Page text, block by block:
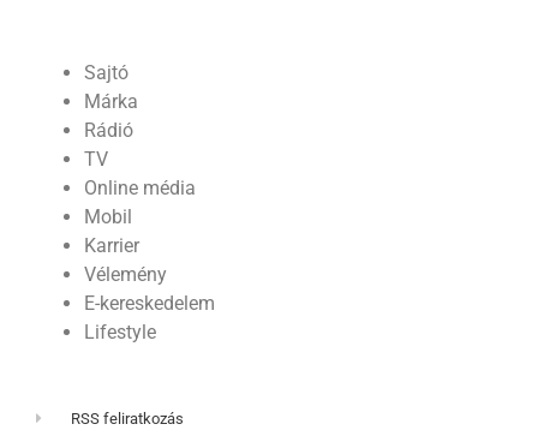
Sajtó
Márka
Rádió
TV
Online média
Mobil
Karrier
Vélemény
E-kereskedelem
Lifestyle
RSS feliratkozás